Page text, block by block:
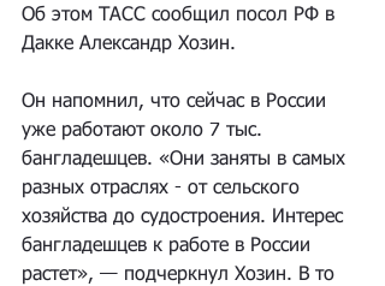
Об этом ТАСС сообщил посол РФ в
Дакке Александр Хозин.
Он напомнил, что сейчас в России
уже работают около 7 тыс.
бангладешцев. «Они заняты в самых
разных отраслях - от сельского
хозяйства до судостроения. Интерес
бангладешцев к работе в России
растет», — подчеркнул Хозин. В то